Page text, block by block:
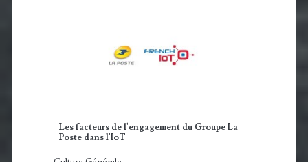
Les facteurs de l'engagement du Groupe La
Poste dans l'IoT